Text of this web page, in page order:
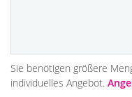
Sie benötigen größere
individuelles Angebot.